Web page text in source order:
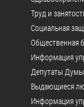
Труд и
Социальная
Общественная
Информация
Депутаты
Выдающиеся
Информация